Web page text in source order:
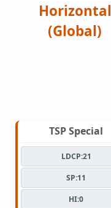
Horizontal
(Global)
TSP Special
LDCP:21
SP:11
HI:0